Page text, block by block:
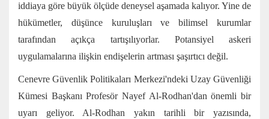
iddiaya göre büyük ölçüde deneysel aşamada kalıyor. Yine de
hükümetler, düşünce kuruluşları ve bilimsel kurumlar
tarafından açıkça tartışılıyorlar. Potansiyel askeri
uygulamalarına ilişkin endişelerin artması şaşırtıcı değil.
Cenevre Güvenlik Politikaları Merkezi'ndeki Uzay Güvenliği
Kümesi Başkanı Profesör Nayef Al-Rodhan'dan önemli bir
uyarı geliyor. Al-Rodhan yakın tarihli bir yazısında,